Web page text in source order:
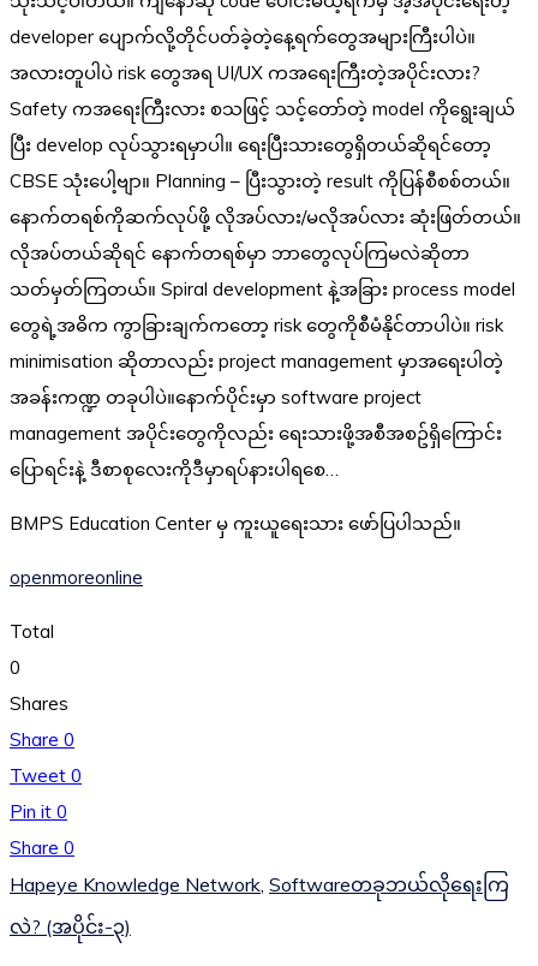
developer ပျောက်လို့တိုင်ပတ်ခဲ့တဲ့နေ့ရက်တွေအများကြီးပါပဲ။
အလားတူပါပဲ risk တွေအရ UI/UX ကအရေးကြီးတဲ့အပိုင်းလား?
Safety ကအရေးကြီးလား စသဖြင့် သင့်တော်တဲ့ model ကိုရွေးချယ်
ပြီး develop လုပ်သွားရမှာပါ။ ရေးပြီးသားတွေရှိတယ်ဆိုရင်တော့
CBSE သုံးပေါ့ဗျာ။ Planning – ပြီးသွားတဲ့ result ကိုပြန်စီစစ်တယ်။
နောက်တရစ်ကိုဆက်လုပ်ဖို့ လိုအပ်လား/မလိုအပ်လား ဆုံးဖြတ်တယ်။
လိုအပ်တယ်ဆိုရင် နောက်တရစ်မှာ ဘာတွေလုပ်ကြမလဲဆိုတာ
သတ်မှတ်ကြတယ်။ Spiral development နဲ့အခြား process model
တွေရဲ့အဓိက ကွာခြားချက်ကတော့ risk တွေကိုစီမံနိုင်တာပါပဲ။ risk
minimisation ဆိုတာလည်း project management မှာအရေးပါတဲ့
အခန်းကဏ္ဍ တခုပါပဲ။နောက်ပိုင်းမှာ software project
management အပိုင်းတွေကိုလည်း ရေးသားဖို့အစီအစဥ်ရှိကြောင်း
ပြောရင်းနဲ့ ဒီစာစုလေးကိုဒီမှာရပ်နားပါရစေ…
BMPS Education Center မှ ကူးယူရေးသား ဖော်ပြပါသည်။
openmoreonline
Total
0
Shares
Share 0
Tweet 0
Pin it 0
Share 0
Hapeye Knowledge Network, Softwareတခုဘယ်လိုရေးကြ
လဲ? (အပိုင်း-၃)